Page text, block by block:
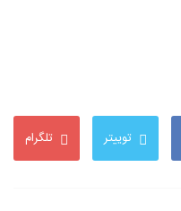
توییتر تلگرام